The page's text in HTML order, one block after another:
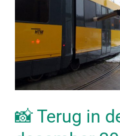
📸 Terug in